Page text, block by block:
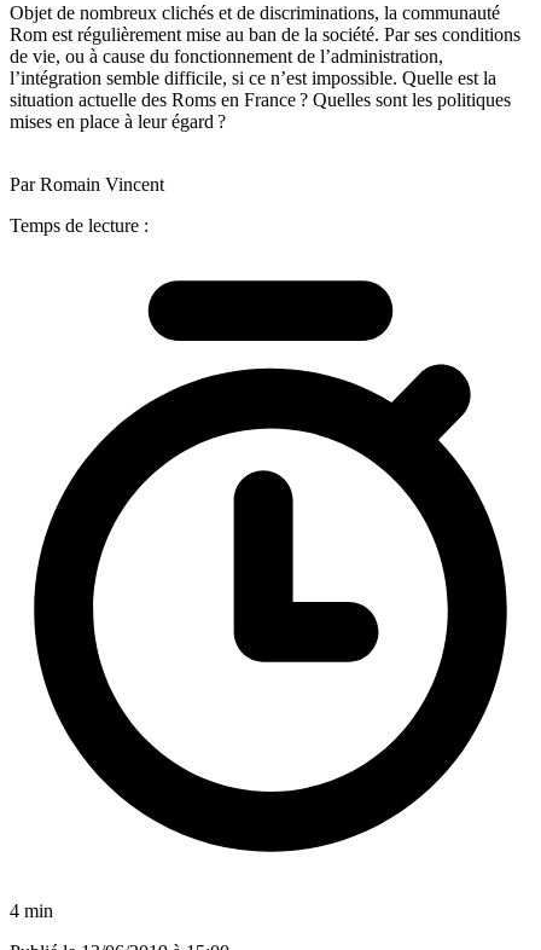
Objet de nombreux clichés et de discriminations, la communauté
Rom est régulièrement mise au ban de la société. Par ses conditions
de vie, ou à cause du fonctionnement de l’administration,
l’intégration semble difficile, si ce n’est impossible. Quelle est la
situation actuelle des Roms en France ? Quelles sont les politiques
mises en place à leur égard ?
Par Romain Vincent
Temps de lecture :
4 min